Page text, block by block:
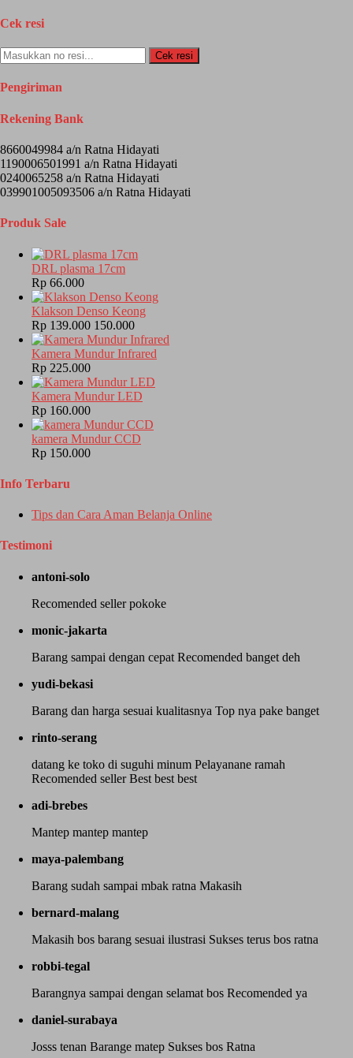
Cek resi
Cek resi
Pengiriman
Rekening Bank
8660049984 a/n Ratna Hidayati
1190006501991 a/n Ratna Hidayati
0240065258 a/n Ratna Hidayati
039901005093506 a/n Ratna Hidayati
Produk Sale
DRL plasma 17cm
Rp 66.000
Klakson Denso Keong
Rp 139.000 150.000
Kamera Mundur Infrared
Rp 225.000
Kamera Mundur LED
Rp 160.000
kamera Mundur CCD
Rp 150.000
Info Terbaru
Tips dan Cara Aman Belanja Online
Testimoni
antoni-solo
Recomended seller pokoke
monic-jakarta
Barang sampai dengan cepat Recomended banget deh
yudi-bekasi
Barang dan harga sesuai kualitasnya Top nya pake banget
rinto-serang
datang ke toko di suguhi minum Pelayanane ramah
Recomended seller Best best best
adi-brebes
Mantep mantep mantep
maya-palembang
Barang sudah sampai mbak ratna Makasih
bernard-malang
Makasih bos barang sesuai ilustrasi Sukses terus bos ratna
robbi-tegal
Barangnya sampai dengan selamat bos Recomended ya
daniel-surabaya
Josss tenan Barange matep Sukses bos Ratna